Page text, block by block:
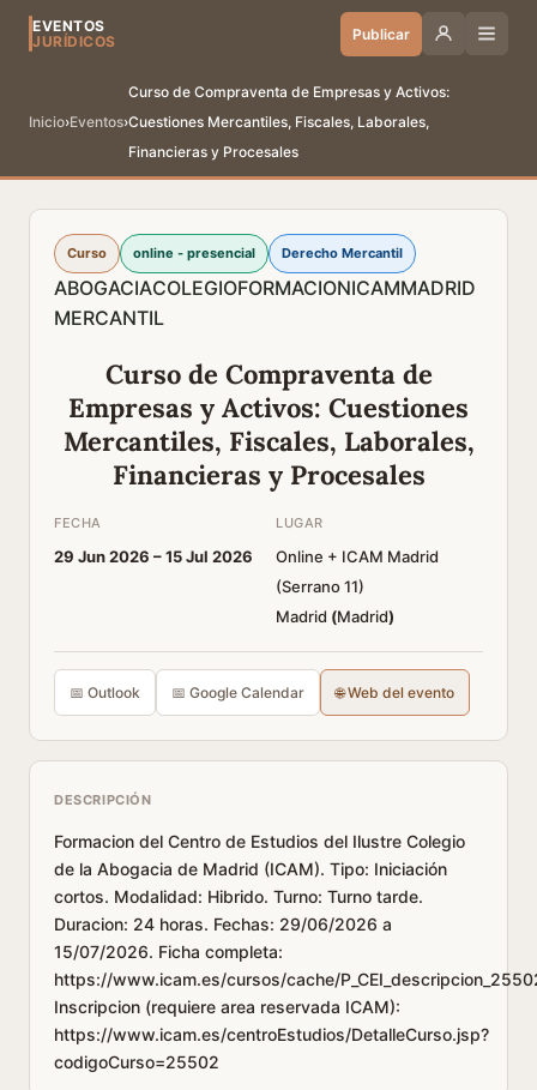
EVENTOS
JURÍDICOS
Publicar
Inicio›Eventos›
Curso de Compraventa de Empresas y Activos:
Cuestiones Mercantiles, Fiscales, Laborales,
Financieras y Procesales
Curso online - presencial Derecho Mercantil
ABOGACIACOLEGIOFORMACIONICAMMADRID
MERCANTIL
Curso de Compraventa de
Empresas y Activos: Cuestiones
Mercantiles, Fiscales, Laborales,
Financieras y Procesales
FECHA
29 Jun 2026 –15 Jul 2026
LUGAR
Online + ICAM Madrid
(Serrano 11)
Madrid (Madrid)
📅 Outlook 📅 Google Calendar 🌐 Web del evento
DESCRIPCIÓN
Formacion del Centro de Estudios del Ilustre Colegio
de la Abogacia de Madrid (ICAM). Tipo: Iniciación
cortos. Modalidad: Hibrido. Turno: Turno tarde.
Duracion: 24 horas. Fechas: 29/06/2026 a
15/07/2026. Ficha completa:
https://www.icam.es/cursos/cache/
Inscripcion (requiere area reservada ICAM):
https://www.icam.es/centroEstudios/DetalleCurso.jsp?
codigoCurso=25502